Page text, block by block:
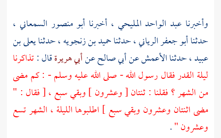
وأخبرنا عبد الواحد المليحي ، أخبرنا أبو منصور السمعاني ،
حدثناأبو جعفر الرياني، حدثناحميد بن زنجويه، حدثنايعلى بن
عبيد، حدثناالأعمشعنأبي صالحعنأبي هريرةقال :تذاكرنا
ليلة القدر فقال رسول الله - صلى الله عليه وسلم - : كم مضى
من الشهر ؟ فقلنا : ثنتان [ وعشرون ] وبقي سبع ، [ فقال : "
مضى اثنتان وعشرون وبقي سبع ] اطلبوها الليلة ، الشهر تسع
وعشرون ".